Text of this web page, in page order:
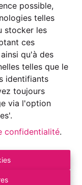
possible,
telles
stocker les
ces
qu'à des
telles que le
identifiants
toujours
via l'option
confidentialité.
Louer